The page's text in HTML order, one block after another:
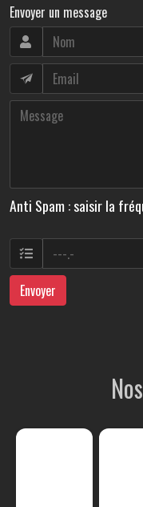
Envoyer un message
Anti Spam : saisir la
Envoyer